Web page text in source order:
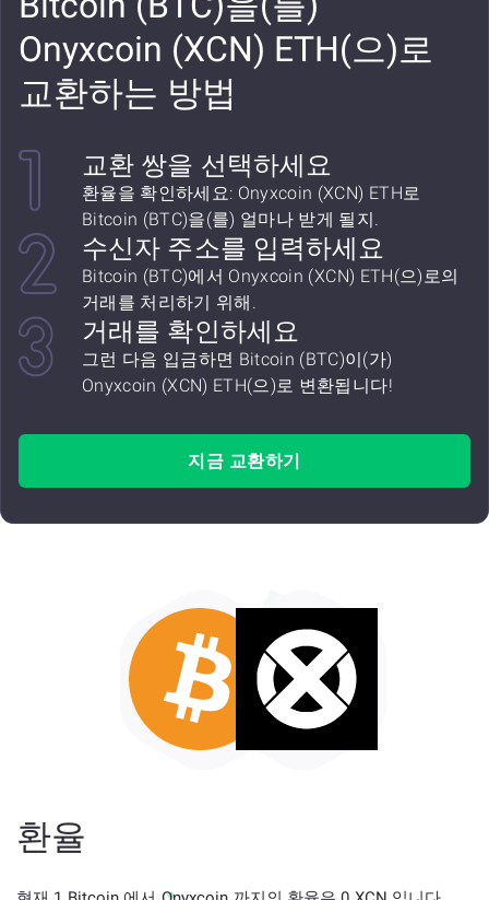
Onyxcoin (XCN) ETH(으)로
교환하는 방법
교환 쌍을 선택하세요
환율을 확인하세요: Onyxcoin (XCN) ETH로
Bitcoin (BTC)을(를) 얼마나 받게 될지.
수신자 주소를 입력하세요
Bitcoin (BTC)에서 Onyxcoin (XCN) ETH(으)로의
거래를 처리하기 위해.
거래를 확인하세요
그런 다음 입금하면 Bitcoin (BTC)이(가)
Onyxcoin (XCN) ETH(으)로 변환됩니다!
지금 교환하기
환율